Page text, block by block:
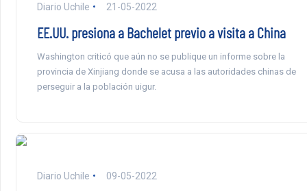
Diario Uchile 21-05-2022
EE.UU. presiona a Bachelet previo a visita a China
Washington criticó que aún no se publique un informe sobre la
provincia de Xinjiang donde se acusa a las autoridades chinas de
perseguir a la población uigur.
Diario Uchile 09-05-2022